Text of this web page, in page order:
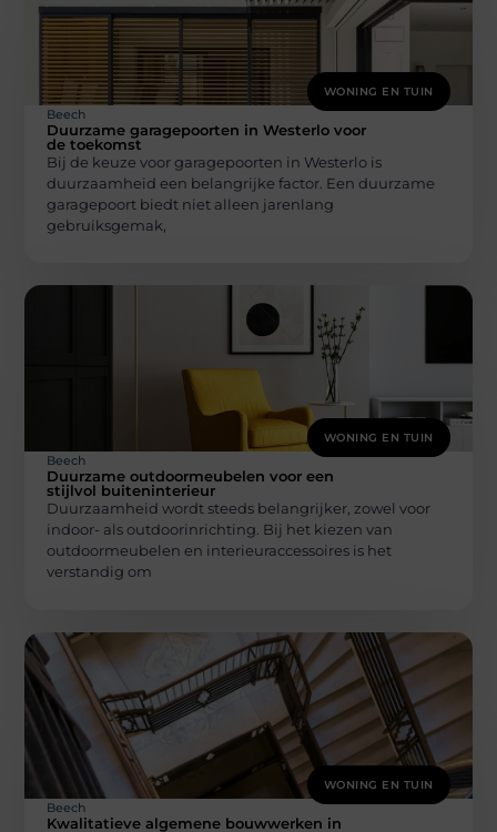
WONING EN TUIN
Beech
Duurzame garagepoorten in Westerlo voor
de toekomst
Bij de keuze voor garagepoorten in Westerlo is
duurzaamheid een belangrijke factor. Een duurzame
garagepoort biedt niet alleen jarenlang
gebruiksgemak,
WONING EN TUIN
Beech
Duurzame outdoormeubelen voor een
stijlvol buiteninterieur
Duurzaamheid wordt steeds belangrijker, zowel voor
indoor- als outdoorinrichting. Bij het kiezen van
outdoormeubelen en interieuraccessoires is het
verstandig om
WONING EN TUIN
Beech
Kwalitatieve algemene bouwwerken in